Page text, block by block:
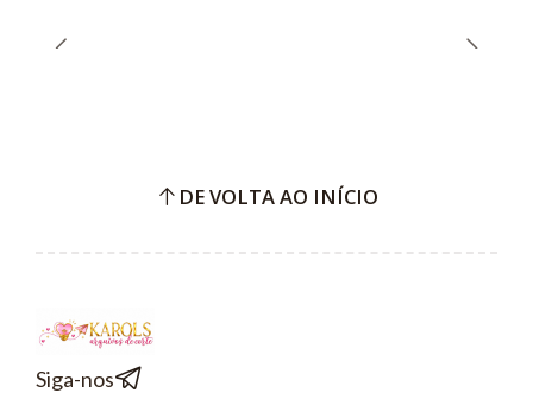
DE VOLTA AO INÍCIO
Siga-nos